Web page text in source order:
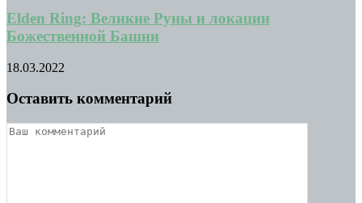
Elden Ring: Великие Руны и локации
Божественной Башни
18.03.2022
Оставить комментарий